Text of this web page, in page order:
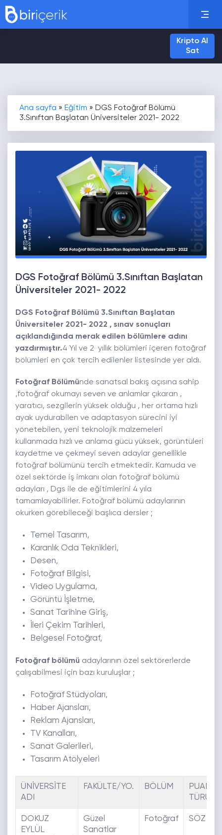
Kripto Al
Sat
Ana sayfa » Eğitim » DGS Fotoğraf Bölümü
3.Sınıftan Başlatan Üniversiteler 2021- 2022
DGS Fotoğraf Bölümü 3.Sınıftan Başlatan
Üniversiteler 2021- 2022
DGS Fotoğraf Bölümü 3.Sınıftan Başlatan
Üniversiteler 2021- 2022 , sınav sonuçları
açıklandığında merak edilen bölümlere adını
yazdırmıştır.4 Yıl ve 2 yıllık bölümleri içeren fotoğraf
bölümleri en çok tercih edilenler listesinde yer aldı.
Fotoğraf Bölümünde sanatsal bakış açısına sahip
,fotoğraf okumayı seven ve anlamlar çıkaran ,
yaratıcı, sezgilerin yüksek olduğu , her ortama hızlı
ayak uydurabilen ve adaptasyon sürecini iyi
yönetebilen, yeni teknolojik malzemeleri
kullanmada hızlı ve anlama gücü yüksek, görüntüleri
kaydetme ve çekmeyi seven adaylar genellikle
fotoğraf bölümünü tercih etmektedir. Kamuda ve
özel sektörde iş imkanı olan fotoğraf bölümü
adayları , Dgs ile de eğitimlerini 4 yıla
tamamlayabilirler. Fotoğraf bölümü adaylarının
okurken görebileceği başlıca dersler ;
Temel Tasarım,
Karanlık Oda Teknikleri,
Desen,
Fotoğraf Bilgisi,
Video Uygulama,
Görüntü İşletme,
Sanat Tarihine Giriş,
İleri Çekim Tarihleri,
Belgesel Fotoğraf,
Fotoğraf bölümü adaylarının özel sektörerlerde
çalışabilmesi için bazı kuruluşlar ;
Fotoğraf Stüdyoları,
Haber Ajansları,
Reklam Ajansları,
TV Kanalları,
Sanat Galerileri,
Tasarım Atölyeleri
ÜNİVERSİTE
ADI
FAKÜLTE/YO. BÖLÜM
PUAN
TÜRÜ
DOKUZ
EYLÜL
Güzel
Sanatlar
Fotoğraf SÖZ